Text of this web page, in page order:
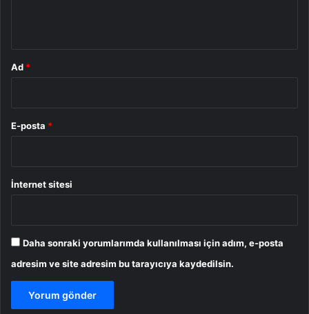
Ad *
E-posta *
İnternet sitesi
Daha sonraki yorumlarımda kullanılması için adım, e-posta
adresim ve site adresim bu tarayıcıya kaydedilsin.